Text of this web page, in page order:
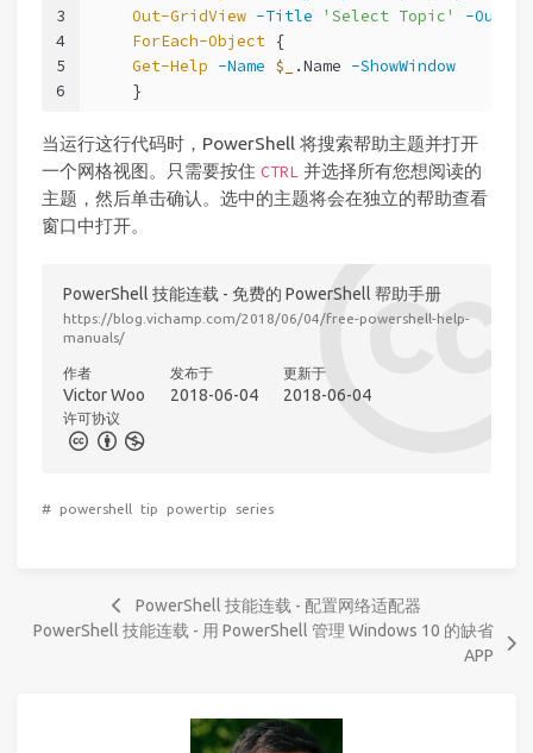
3
4
5
6
Out-GridView -Title 'Select Topic'
-
ForEach-Object {
Get-Help -Name $_ .Name -ShowWindow
    }
当运行这行代码时，PowerShell 将搜索帮助主题并打开
一个网格视图。只需要按住 CTRL 并选择所有您想阅读的
主题，然后单击确认。选中的主题将会在独立的帮助查看
窗口中打开。
PowerShell 技能连载 - 免费的 PowerShell 帮助手册
https://blog.vichamp.com/2018/06/04/free-powershell-help-
manuals/
作者
Victor Woo
发布于
2018-06-04
更新于
2018-06-04
许可协议
# powershell tip powertip series
PowerShell 技能连载 - 配置网络适配器
PowerShell 技能连载 - 用 PowerShell 管理 Windows 10 的缺省
APP